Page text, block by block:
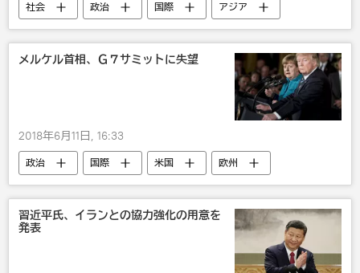
社会 政治 国際
アジア
米国
エンタメ
北朝鮮
シンガポール
ドナルド・トランプ
メルケル首相、Ｇ７サミットに失望
2018年6月11日, 16:33
政治 国際 米国
欧州
ドイツ
アンゲラ・メルケル
ドナルド・トランプ
G7
習近平氏、イランとの協力強化の用意を
発表